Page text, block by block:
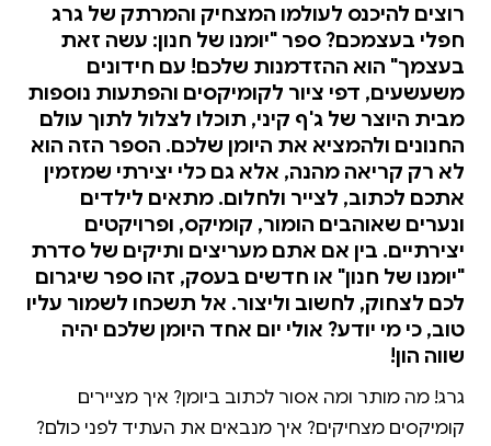
רוצים להיכנס לעולמו המצחיק והמרתק של גרג
חפלי בעצמכם? ספר "יומנו של חנון: עשה זאת
בעצמך" הוא ההזדמנות שלכם! עם חידונים
משעשעים, דפי ציור לקומיקסים והפתעות נוספות
מבית היוצר של ג'ף קיני, תוכלו לצלול לתוך עולם
החנונים ולהמציא את היומן שלכם. הספר הזה הוא
לא רק קריאה מהנה, אלא גם כלי יצירתי שמזמין
אתכם לכתוב, לצייר ולחלום. מתאים לילדים
ונערים שאוהבים הומור, קומיקס, ופרויקטים
יצירתיים. בין אם אתם מעריצים ותיקים של סדרת
"יומנו של חנון" או חדשים בעסק, זהו ספר שיגרום
לכם לצחוק, לחשוב וליצור. אל תשכחו לשמור עליו
טוב, כי מי יודע? אולי יום אחד היומן שלכם יהיה
שווה הון!
גרג! מה מותר ומה אסור לכתוב ביומן? איך מציירים
קומיקסים מצחיקים? איך מנבאים את העתיד לפני כולם?